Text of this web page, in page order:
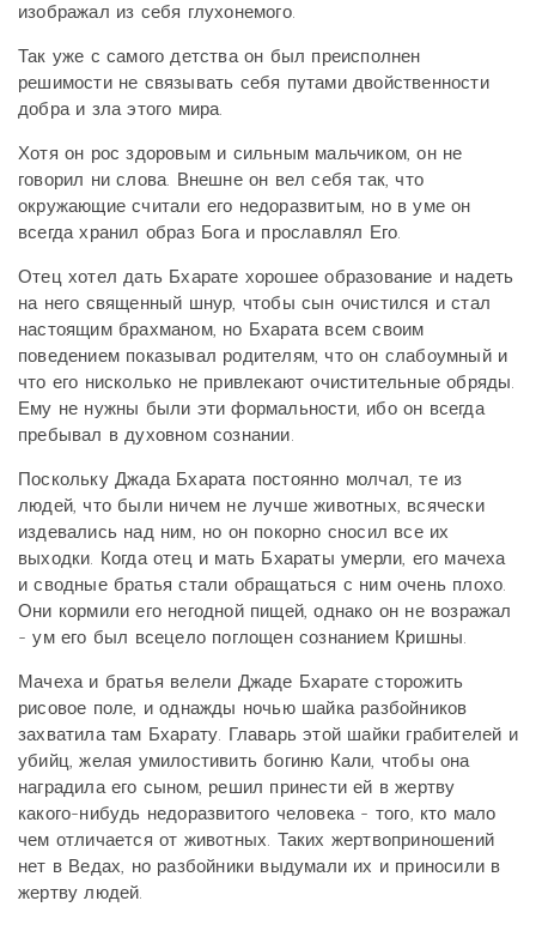
изображал из себя глухонемого.
Так уже с самого детства он был преисполнен
решимости не связывать себя путами двойственности
добра и зла этого мира.
Хотя он рос здоровым и сильным мальчиком, он не
говорил ни слова. Внешне он вел себя так, что
окружающие считали его недоразвитым, но в уме он
всегда хранил образ Бога и прославлял Его.
Отец хотел дать Бхарате хорошее образование и надеть
на него священный шнур, чтобы сын очистился и стал
настоящим брахманом, но Бхарата всем своим
поведением показывал родителям, что он слабоумный и
что его нисколько не привлекают очистительные обряды.
Ему не нужны были эти формальности, ибо он всегда
пребывал в духовном сознании.
Поскольку Джада Бхарата постоянно молчал, те из
людей, что были ничем не лучше животных, всячески
издевались над ним, но он покорно сносил все их
выходки. Когда отец и мать Бхараты умерли, его мачеха
и сводные братья стали обращаться с ним очень плохо.
Они кормили его негодной пищей, однако он не возражал
- ум его был всецело поглощен сознанием Кришны.
Мачеха и братья велели Джаде Бхарате сторожить
рисовое поле, и однажды ночью шайка разбойников
захватила там Бхарату. Главарь этой шайки грабителей и
убийц, желая умилостивить богиню Кали, чтобы она
наградила его сыном, решил принести ей в жертву
какого-нибудь недоразвитого человека - того, кто мало
чем отличается от животных. Таких жертвоприношений
нет в Ведах, но разбойники выдумали их и приносили в
жертву людей.